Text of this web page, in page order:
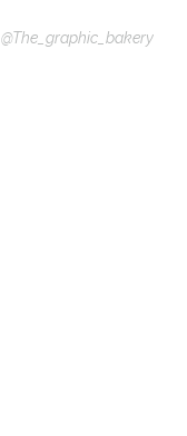
@The_graphic_bakery